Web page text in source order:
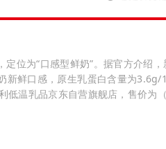
位为“口感型鲜奶”。据官方介绍，
新鲜口感，原生乳蛋白含量为3.6g/
温乳品京东自营旗舰店，售价为